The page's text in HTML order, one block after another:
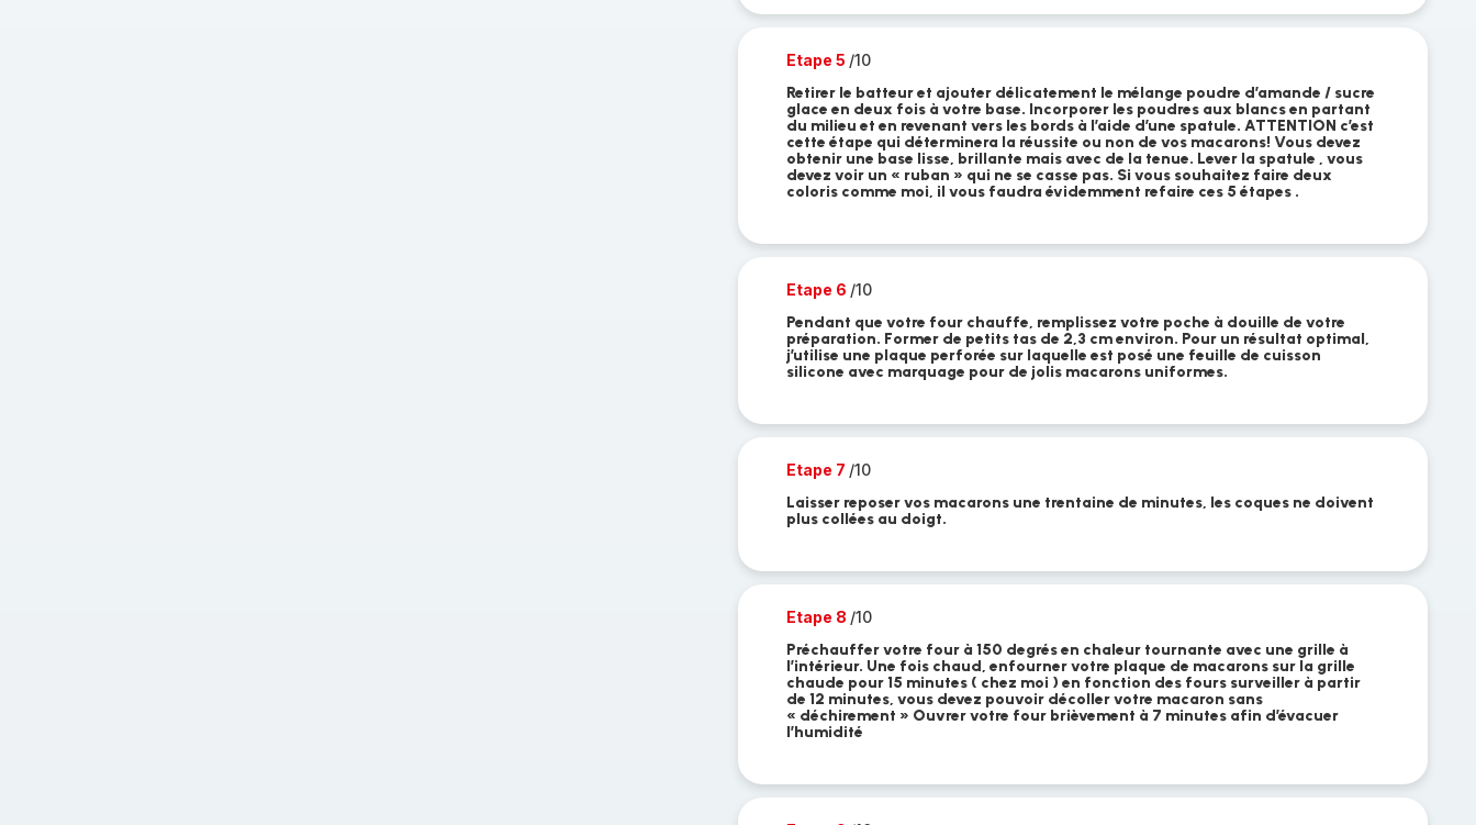
Etape 5 /10
Retirer le batteur et ajouter délicatement le mélange poudre d’amande / sucre
glace en deux fois à votre base. Incorporer les poudres aux blancs en partant
du milieu et en revenant vers les bords à l’aide d’une spatule. ATTENTION c’est
cette étape qui déterminera la réussite ou non de vos macarons! Vous devez
obtenir une base lisse, brillante mais avec de la tenue. Lever la spatule , vous
devez voir un « ruban » qui ne se casse pas. Si vous souhaitez faire deux
coloris comme moi, il vous faudra évidemment refaire ces 5 étapes .
Etape 6 /10
Pendant que votre four chauffe, remplissez votre poche à douille de votre
préparation. Former de petits tas de 2,3 cm environ. Pour un résultat optimal,
j’utilise une plaque perforée sur laquelle est posé une feuille de cuisson
silicone avec marquage pour de jolis macarons uniformes.
Etape 7 /10
Laisser reposer vos macarons une trentaine de minutes, les coques ne doivent
plus collées au doigt.
Etape 8 /10
Préchauffer votre four à 150 degrés en chaleur tournante avec une grille à
l’intérieur. Une fois chaud, enfourner votre plaque de macarons sur la grille
chaude pour 15 minutes ( chez moi ) en fonction des fours surveiller à partir
de 12 minutes, vous devez pouvoir décoller votre macaron sans
« déchirement » Ouvrer votre four brièvement à 7 minutes afin d’évacuer
l’humidité